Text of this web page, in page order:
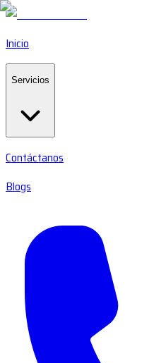
Inicio
Servicios
Contáctanos
Blogs